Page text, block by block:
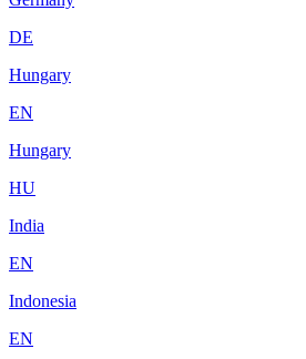
DE
Hungary
EN
Hungary
HU
India
EN
Indonesia
EN